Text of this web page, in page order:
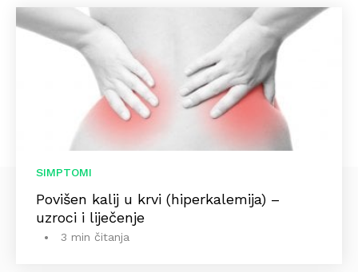
SIMPTOMI
Povišen kalij u krvi (hiperkalemija) –
uzroci i liječenje
3 min čitanja